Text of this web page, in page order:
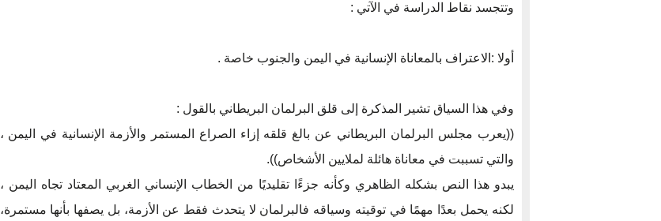
وتتجسد نقاط الدراسة في الآتي :
أولا :الاعتراف بالمعاناة الإنسانية في اليمن والجنوب خاصة .
وفي هذا السياق تشير المذكرة إلى قلق البرلمان البريطاني بالقول :
((يعرب مجلس البرلمان البريطاني عن بالغ قلقه إزاء الصراع المستمر والأزمة الإنسانية في اليمن ،
والتي تسببت في معاناة هائلة لملايين الأشخاص)).
يبدو هذا النص بشكله الظاهري وكأنه جزءًا تقليديًا من الخطاب الإنساني الغربي المعتاد تجاه اليمن ،
لكنه يحمل بعدًا مهمًا في توقيته وسياقه فالبرلمان لا يتحدث فقط عن الأزمة، بل يصفها بأنها مستمرة،